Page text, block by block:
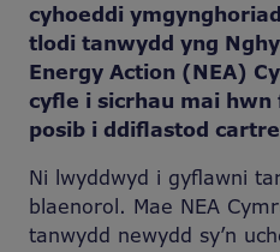
cyhoeddi
tlodi tanwydd yng
Energy Action (NEA)
cyfle i sicrhau mai
posib i ddiflastod
Ni lwyddwyd i gyflawni
blaenorol. Mae NEA
tanwydd newydd sy’n